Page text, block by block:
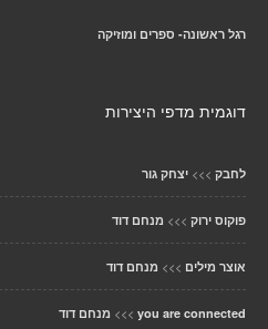
רגל ראשונה- ספרים ומוזיקה
דוגמית מדפי היצירות
לחבק >>> יצחק גור
פוקוס ירוק >>> מנחם דוד
אוצר מילים >>> מנחם דוד
you are connected
>>> מנחם דוד